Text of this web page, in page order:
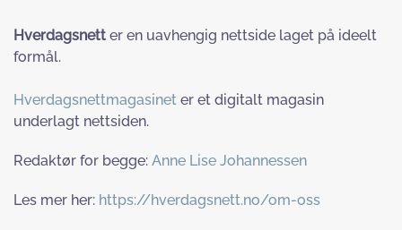
Hverdagsnett er en uavhengig nettside laget på ideelt
formål.
Hverdagsnettmagasinet er et digitalt magasin
underlagt nettsiden.
Redaktør for begge: Anne Lise Johannessen
Les mer her: https://hverdagsnett.no/om-oss